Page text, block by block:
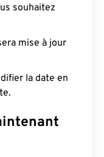
souhaitez
mise à jour
la date en